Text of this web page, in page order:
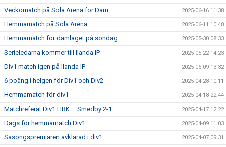
Veckomatch på Sola Arena för Dam 2025-06-16 11:38
Hemmamatch på Sola Arena 2025-06-11 10:48
Hemmamatch för damlaget på söndag 2025-05-30 08:33
Serieledarna kommer till Ilanda IP 2025-05-22 14:23
Div1 match igen på Ilanda IP 2025-05-09 13:32
6 poäng i helgen för Div1 och Div2 2025-04-28 10:11
Hemmamatch för div1 2025-04-18 22:44
Matchreferat Div1 HBK – Smedby 2-1 2025-04-17 12:22
Dags för hemmamatch Div1 2025-04-09 11:03
Säsongspremiären avklarad i div1 2025-04-07 09:31